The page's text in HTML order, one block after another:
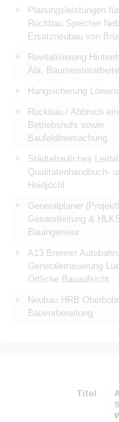
Planungsleistungen
Rückbau Speicher
Ersatzneubau von
Revitalisierung
Äbi,
Hangsicherung
Rückbau / Abbruch
Betriebshofs sowie
Baufeldfreimachung
Städtebauliches
Qualitätenhandbuch-
Heidjöchl
Generalplaner
Gesamtleitung &
Bauingenieur
A13 Brenner Autobahn,
Generalerneuerung
Örtliche Bauaufsicht
Neubau HRB
Bauvorbereitung
Titel